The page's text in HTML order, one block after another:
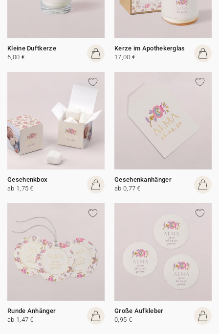
Kleine Duftkerze
6,00 €
Kerze im Apothekerglas
17,00 €
Geschenkbox
ab 1,75 €
Geschenkanhänger
ab 0,77 €
Runde Anhänger
ab 1,47 €
Große Aufkleber
0,95 €